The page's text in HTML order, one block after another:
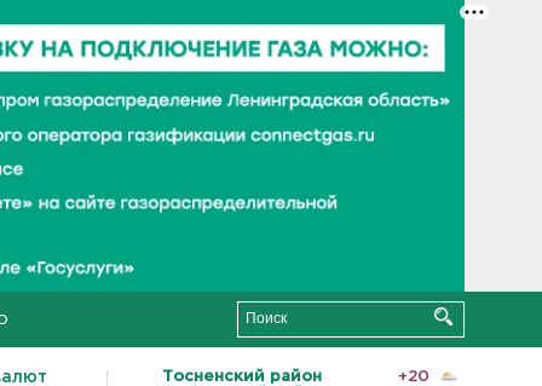
Тосненский район
+20